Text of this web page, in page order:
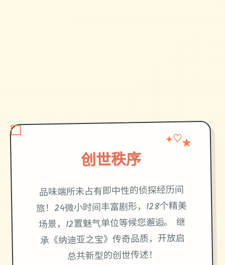
创世秩序
✦♡★
品味端所未占有即中性的侦探经历间
旅！24微小时间丰富剧形，128个精美
场景，12置魅气单位等候您邂逅。 继
承《纳迪亚之宝》传奇品质，开放启
总共新型的创世传述！